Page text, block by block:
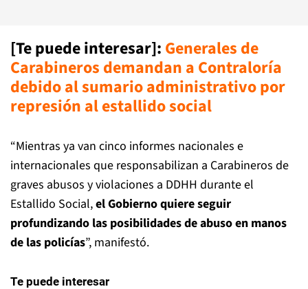
[Te puede interesar]: Generales de
Carabineros demandan a Contraloría
debido al sumario administrativo por
represión al estallido social
“Mientras ya van cinco informes nacionales e
internacionales que responsabilizan a Carabineros de
graves abusos y violaciones a DDHH durante el
Estallido Social,el Gobierno quiere seguir
profundizando las posibilidades de abuso en manos
de las policías”, manifestó.
Te puede interesar